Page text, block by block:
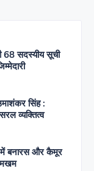
68 सदस्यीय सूची
सिंह :
व्यक्तित्व
में बनारस और कैमूर